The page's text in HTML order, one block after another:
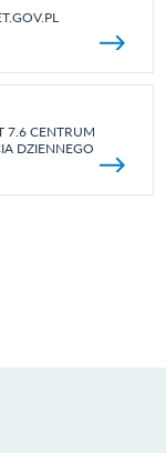
7.6 CENTRUM
DZIENNEGO